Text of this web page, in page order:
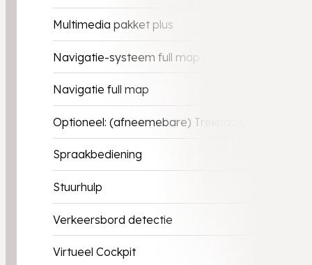
Multimedia pakket plus
Navigatie-systeem full map
Navigatie full map
Optioneel: (afneemebare) Trekhaak
Spraakbediening
Stuurhulp
Verkeersbord detectie
Virtueel Cockpit